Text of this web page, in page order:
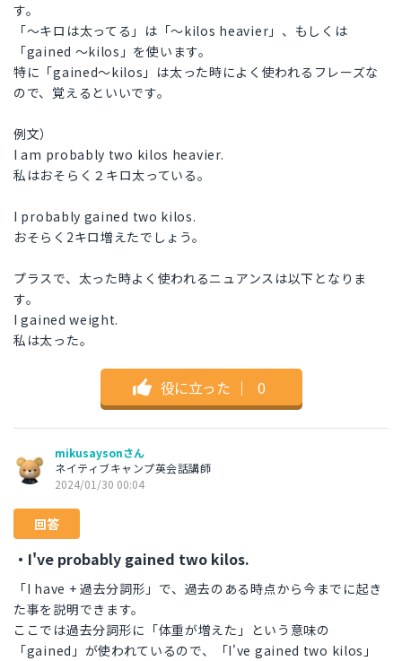
す。
「〜キロは太ってる」は「〜kilos heavier」、もしくは
「gained 〜kilos」を使います。
特に「gained〜kilos」は太った時によく使われるフレーズな
ので、覚えるといいです。
例文）
I am probably two kilos heavier.
私はおそらく２キロ太っている。
I probably gained two kilos.
おそらく2キロ増えたでしょう。
プラスで、太った時よく使われるニュアンスは以下となりま
す。
I gained weight.
私は太った。
役に立った ｜ 0
mikusaysonさん
ネイティブキャンプ英会話講師
2024/01/30 00:04
回答
・I've probably gained two kilos.
「I have + 過去分詞形」で、過去のある時点から今までに起き
た事を説明できます。
ここでは過去分詞形に「体重が増えた」という意味の
「gained」が使われているので、「I've gained two kilos」